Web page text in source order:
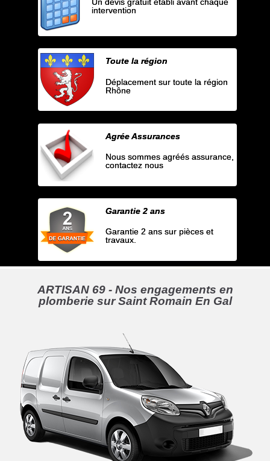
Un devis gratuit établi avant chaque
intervention
Toute la région
Déplacement sur toute la région
Rhône
Agrée Assurances
Nous sommes agréés assurance,
contactez nous
Garantie 2 ans
Garantie 2 ans sur pièces et
travaux.
ARTISAN 69 - Nos engagements en
plomberie sur Saint Romain En Gal